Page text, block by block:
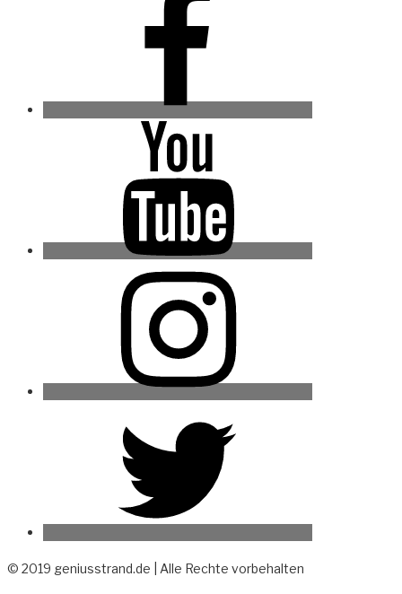
© 2019 geniusstrand.de | Alle Rechte vorbehalten